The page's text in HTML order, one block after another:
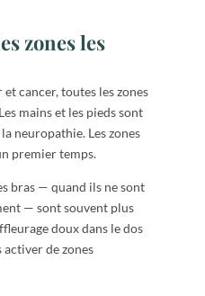
zones les
cancer, toutes les zones
mains et les pieds sont
neuropathie. Les zones
premier temps.
bras — quand ils ne sont
— sont souvent plus
doux dans le dos
de zones